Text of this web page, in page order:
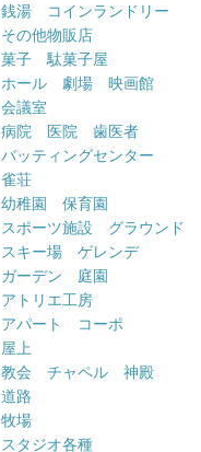
銭湯 コインランドリー
その他物販店
菓子 駄菓子屋
ホール 劇場 映画館
会議室
病院 医院 歯医者
バッティングセンター
雀荘
幼稚園 保育園
スポーツ施設 グラウンド
スキー場 ゲレンデ
ガーデン 庭園
アトリエ工房
アパート コーポ
屋上
教会 チャペル 神殿
道路
牧場
スタジオ各種